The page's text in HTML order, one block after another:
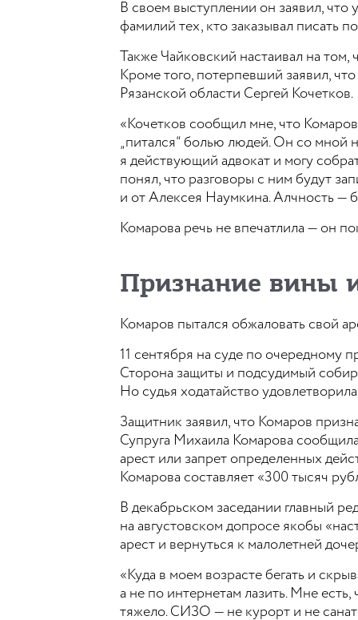
В своем выступлении он заявил, что
фамилий тех, кто заказывал писать
Также Чайковский настаивал на
Кроме того, потерпевший заявил,
Рязанской области Сергей Кочетков.
«Кочетков сообщил мне, что
„питался“ болью людей. Он со мной
я действующий адвокат и могу
понял, что разговоры с ним будут
и от Алексея Наумкина. Алчность —
Комарова речь не впечатлила — он
Признание вины
Комаров пытался обжаловать свой
11 сентября на суде по очередному
Сторона защиты и подсудимый
Но судья ходатайство
Защитник заявил, что Комаров
Супруга Михаила Комарова
арест или запрет определенных
Комарова составляет «300 тысяч
В декабрьском заседании главный
на августовском допросе якобы
арест и вернуться к малолетней
«Куда в моем возрасте бегать и
а не по интернетам лазить. Мне есть,
тяжело. СИЗО — не курорт и не